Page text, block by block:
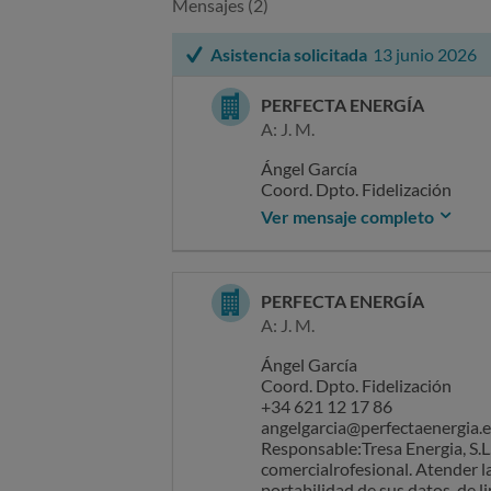
Mensajes (2)
Asistencia solicitada 13 junio 2026
PERFECTA ENERGÍA
A: J. M.
Ángel García
Coord. Dpto. Fidelización
+34 621 12 17 86
angelgarcia@perfectaenergia.es
portabilidad de sus datos, de
únicamente en el tratamiento
información adicional y
ponga en contacto con
leerlos ni hacer ningún uso de
datos puedan derivarse.
Ver mensaje completo
PERFECTA ENERGÍA
A: J. M.
Ángel García
Coord. Dpto. Fidelización
+34 621 12 17 86
Responsable:Tresa Energia,
comercialrofesional. Atender